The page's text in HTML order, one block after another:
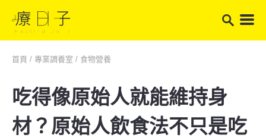
首頁 / 專業調養室 / 食物營養
吃得像原始人就能維持身
材？原始人飲食法不只是吃